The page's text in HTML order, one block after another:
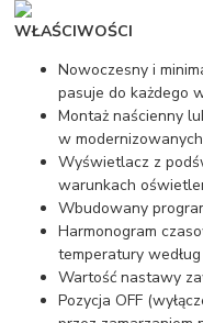
WŁAŚCIWOŚCI
Nowoczesny i
pasuje do każdego
Montaż naścienny
w
Wyświetlacz z
warunkach
Wbudowany
Harmonogram
temperatury
Wartość nastawy
Pozycja OFF